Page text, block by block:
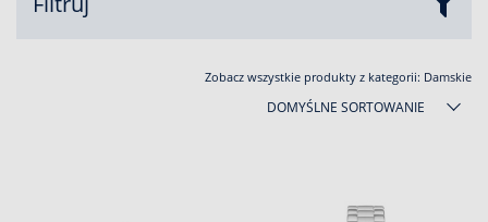
Zobacz wszystkie produkty z kategorii: Damskie
DOMYŚLNE SORTOWANIE